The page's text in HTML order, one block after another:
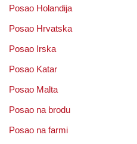
Posao Holandija
Posao Hrvatska
Posao Irska
Posao Katar
Posao Malta
Posao na brodu
Posao na farmi